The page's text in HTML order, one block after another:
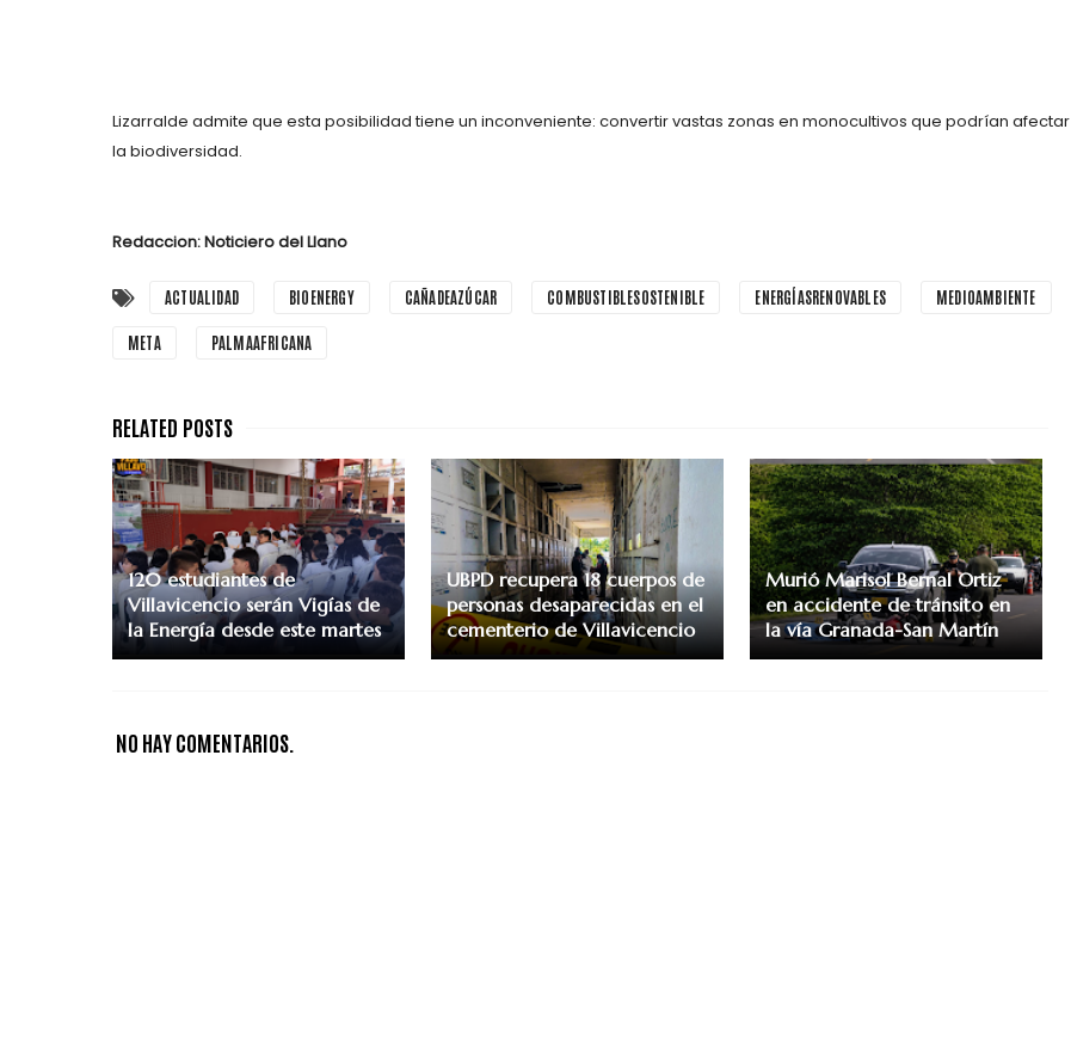
Lizarralde admite que esta posibilidad tiene un inconveniente: convertir vastas zonas en monocultivos que podrían afectar
la biodiversidad.
Redaccion: Noticiero del Llano
ACTUALIDAD BIOENERGY CAÑADEAZÚCAR COMBUSTIBLESOSTENIBLE ENERGÍASRENOVABLES MEDIOAMBIENTE
META PALMAAFRICANA
120 estudiantes de
Villavicencio serán Vigías de
la Energía desde este martes
UBPD recupera 18 cuerpos de
personas desaparecidas en el
cementerio de Villavicencio
Murió Marisol Bernal Ortiz
en accidente de tránsito en
la vía Granada-San Martín
NO HAY COMENTARIOS.